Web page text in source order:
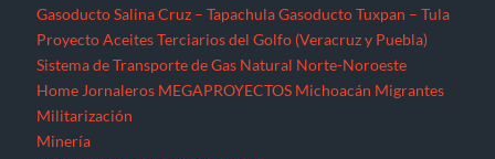
Gasoducto Salina Cruz – Tapachula Gasoducto Tuxpan – Tula
Proyecto Aceites Terciarios del Golfo (Veracruz y Puebla)
Sistema de Transporte de Gas Natural Norte-Noroeste
Home Jornaleros MEGAPROYECTOS Michoacán Migrantes
Militarización
Minería